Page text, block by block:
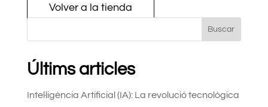
Volver a la tienda
Buscar
Últims articles
Intel·ligència Artificial (IA): La revolució tecnològica